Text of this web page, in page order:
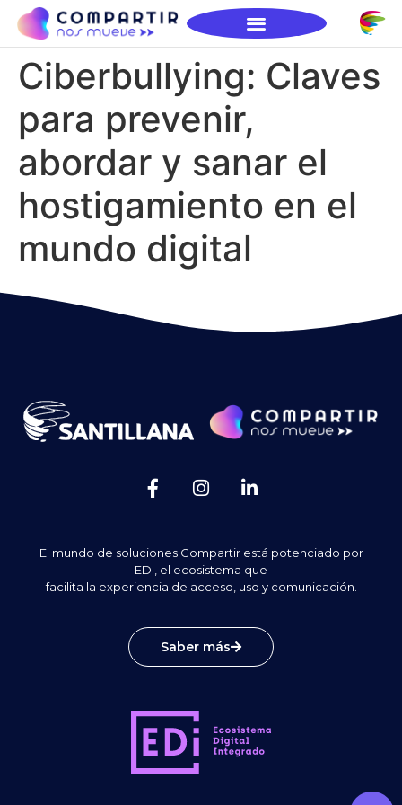
Ciberbullying: Claves
para prevenir,
abordar y sanar el
hostigamiento en el
mundo digital
El mundo de soluciones Compartir está potenciado por
EDI, el ecosistema que
facilita la experiencia de acceso, uso y comunicación.
Saber más